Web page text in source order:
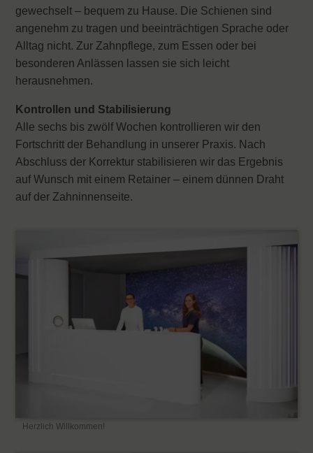
gewechselt – bequem zu Hause. Die Schienen sind
angenehm zu tragen und beeinträchtigen Sprache oder
Alltag nicht. Zur Zahnpflege, zum Essen oder bei
besonderen Anlässen lassen sie sich leicht
herausnehmen.
Kontrollen und Stabilisierung
Alle sechs bis zwölf Wochen kontrollieren wir den
Fortschritt der Behandlung in unserer Praxis. Nach
Abschluss der Korrektur stabilisieren wir das Ergebnis
auf Wunsch mit einem Retainer – einem dünnen Draht
auf der Zahninnenseite.
Herzlich Willkommen!